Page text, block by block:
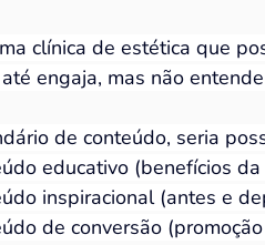
clínica de estética que
engaja, mas não
de conteúdo, seria
educativo (benefícios
inspiracional (antes e
de conversão